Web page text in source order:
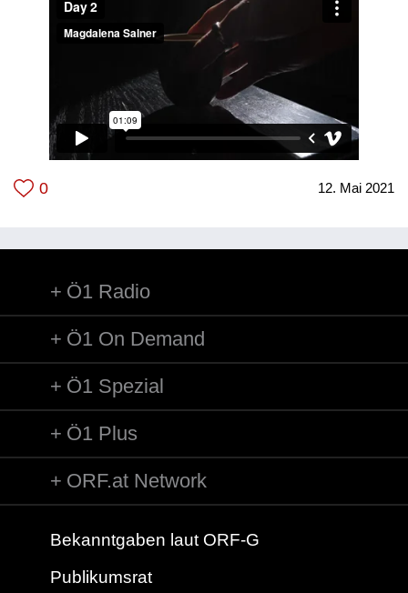
Aus der Ferne ist der sanfte Klang einer Flöte zu vernehmen
und man verweilte in der Atmosphäre des "Nichts-Müssens".
In "One Minute a Day" verstreichen an sich belanglose
Einblicke in immer gleichbleibende Tage irgendwo zwischen
Langeweile und Handlungsunfähigkeit im ersten Lockdown.
Ursprünglich war "One Minute a Day" lediglich als Versuch
gedacht eine künstlerische Praxis aufrechtzuerhalten, indem
dogmatisch jeden Tag eine Minute gefilmt werden muss. Eher
zufällig entwickelte sich daraus im Laufe des ersten
Atmosphäre dieser Zeit.
0 12. Mai 2021
Ö1 Radio
Ö1 On Demand
Ö1 Spezial
Ö1 Plus
ORF.at Network
Bekanntgaben laut ORF-G
Publikumsrat